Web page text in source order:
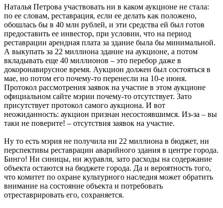
Наталья Петрова участвовать ни в каком аукционе не стала:
по ее словам, реставрация, если ее делать как положено,
обошлась бы в 40 млн рублей, и эти средства ей был готов
предоставить ее инвестор, при условии, что на период
реставрации арендная плата за здание была бы минимальной.
А выкупать за 22 миллиона здание на аукционе, а потом
вкладывать еще 40 миллионов – это перебор даже в
докоронавирусное время. Аукцион должен был состояться в
мае, но потом его почему-то перенесли на 10-е июня.
Протокол рассмотрения заявок на участие в этом аукционе
официальном сайте мэрии почему-то отсутствует. Зато
присутствует протокол самого аукциона. И вот
неожиданность: аукцион признан несостоявшимся. Из-за – вы
таки не поверите! – отсутствия заявок на участие.
Ну то есть мэрия не получила ни 22 миллиона в бюджет, ни
перспективы реставрации аварийного здания в центре города.
Бинго! Ни синицы, ни журавля, зато расходы на содержание
объекта остаются на бюджете города. Да и вероятность того,
что комитет по охране культурного наследия может обратить
внимание на состояние объекта и потребовать
отреставрировать его, сохраняется.